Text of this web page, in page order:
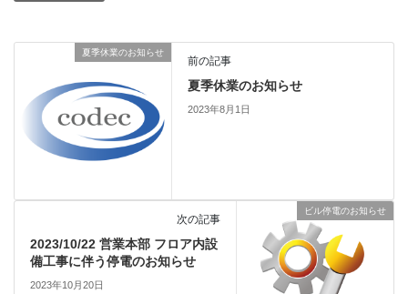
夏季休業のお知らせ
前の記事
夏季休業のお知らせ
2023年8月1日
ビル停電のお知らせ
次の記事
2023/10/22 営業本部 フロア内設
備工事に伴う停電のお知らせ
2023年10月20日